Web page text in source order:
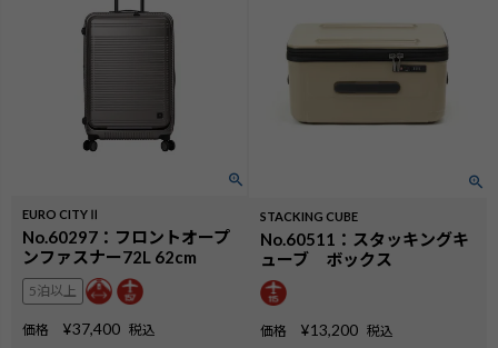
EURO CITYⅡ
No.60297：フロントオープ
ンファスナー72L 62cm
5泊以上
価格 ¥37,400 税込
STACKING CUBE
No.60511：スタッキングキ
ューブ ボックス
価格 ¥13,200 税込